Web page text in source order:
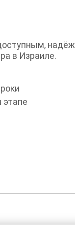
в Израиле.
этапе